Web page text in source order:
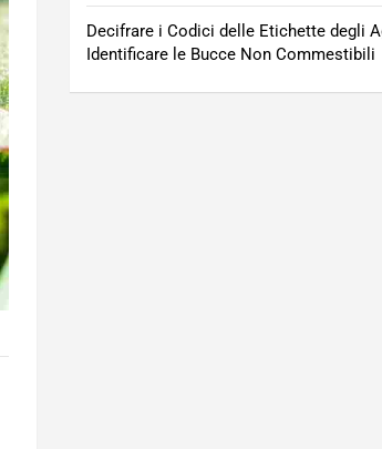
Decifrare i Codici delle Etichette degli
Identificare le Bucce Non Commestibili